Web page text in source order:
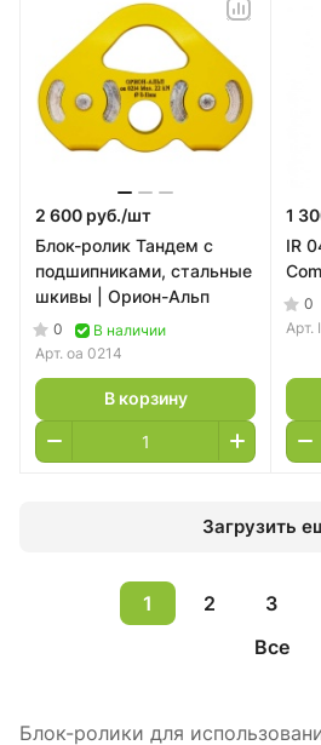
2 600 руб./шт
Блок-ролик Тандем с
подшипниками, стальные
шкивы | Орион-Альп
0
В наличии
Арт. оа 0214
В корзину
1
IR
0
Арт.
Загрузить
1 2 3
Все
Блок-ролики для